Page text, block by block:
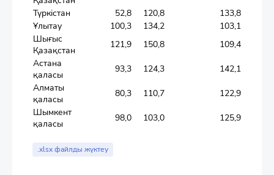
Түркістан
52,8 120,8
133,8
Ұлытау
100,3 134,2
103,1
Шығыс
Қазақстан
121,9 150,8
109,4
Астана
қаласы
93,3 124,3
142,1
Алматы
қаласы
80,3 110,7
122,9
Шымкент
қаласы
98,0 103,0 125,9
.xlsx файлды жүктеу